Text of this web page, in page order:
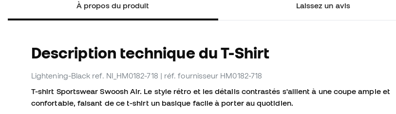
À propos du produit Laissez un avis
Description technique du T-Shirt
Lightening-Black ref. NI_HM0182-718 | réf. fournisseur HM0182-718
T-shirt Sportswear Swoosh Air. Le style rétro et les détails contrastés s'allient à une coupe ample et
confortable, faisant de ce t-shirt un basique facile à porter au quotidien.